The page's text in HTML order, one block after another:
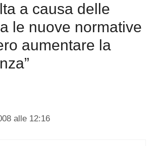
a causa delle
le nuove normative
aumentare la
alle 12:16